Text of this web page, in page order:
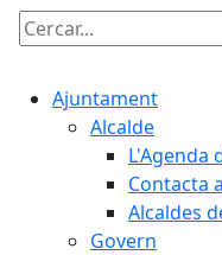
Cercar:
Ajuntament
Alcalde
L'Agenda
Contacta
Alcaldes
Govern